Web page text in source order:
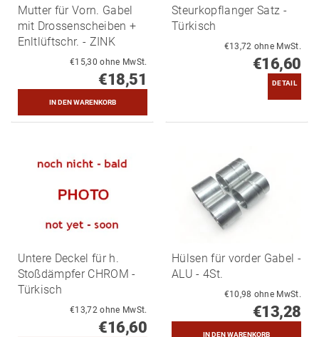
Mutter für Vorn. Gabel
mit Drossenscheiben +
Enltlüftschr. - ZINK
€15,30 ohne MwSt.
€18,51
Steurkopflanger Satz -
Türkisch
€13,72 ohne MwSt.
€16,60
DETAIL
Untere Deckel für h.
Stoßdämpfer CHROM -
Türkisch
€13,72 ohne MwSt.
€16,60
Hülsen für vorder Gabel -
ALU - 4St.
€10,98 ohne MwSt.
€13,28